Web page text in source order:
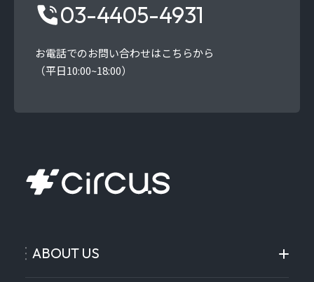
03-4405-4931
お電話でのお問い合わせはこちらから
（平日10:00~18:00）
ABOUT US